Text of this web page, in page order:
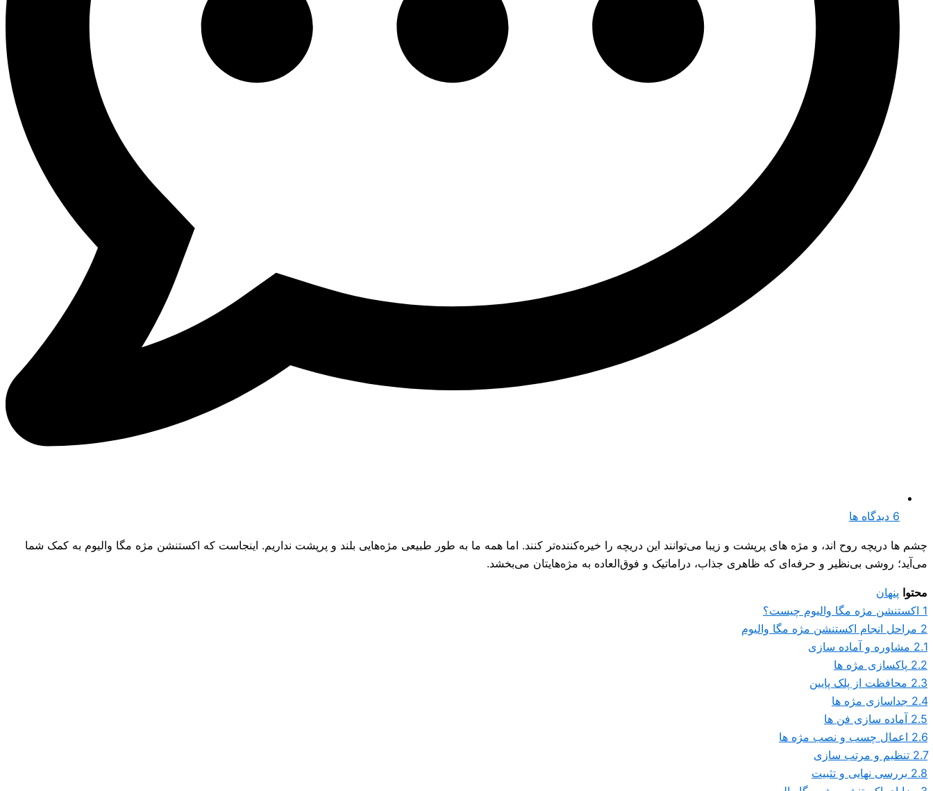
6 دیدگاه ها
چشم ها دریچه روح اند، و مژه های پرپشت و زیبا می‌توانند این دریچه را خیره‌کننده‌تر کنند. اما همه ما به طور طبیعی مژه‌هایی بلند و پرپشت نداریم. اینجاست که اکستنشن مژه مگا والیوم به کمک شما
می‌آید؛ روشی بی‌نظیر و حرفه‌ای که ظاهری جذاب، دراماتیک و فوق‌العاده به مژه‌هایتان می‌بخشد.
محتوا پنهان
1 اکستنشن مژه مگا والیوم چیست؟
2 مراحل انجام اکستنشن مژه مگا والیوم
2.1 مشاوره و آماده سازی
2.2 پاکسازی مژه ها
2.3 محافظت از پلک پایین
2.4 جداسازی مژه ها
2.5 آماده سازی فن ها
2.6 اعمال چسب و نصب مژه ها
2.7 تنظیم و مرتب سازی
2.8 بررسی نهایی و تثبیت